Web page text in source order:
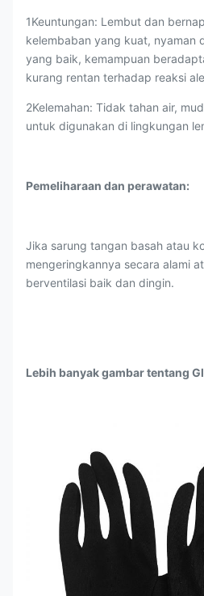
1Keuntungan: Lembut dan
kelembaban yang kuat, nyaman
yang baik, kemampuan
kurang rentan terhadap reaksi
2Kelemahan: Tidak tahan air,
untuk digunakan di lingkungan
Pemeliharaan dan perawatan:
Jika sarung tangan basah atau
mengeringkannya secara alami
berventilasi baik dan dingin.
Lebih banyak gambar tentang